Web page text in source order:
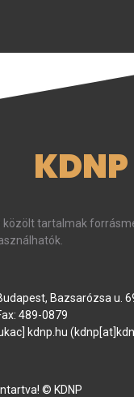
KDNP
közölt tartalmak
Bazsarózsa u.
489-0879
kdnp hu
© KDNP